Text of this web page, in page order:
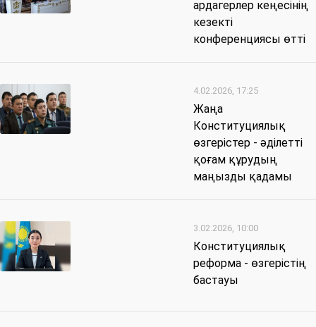
ардагерлер кеңесінің
кезекті
конференциясы өтті
4.02.2026, 17:25
Жаңа
Конституциялық
өзгерістер - әділетті
қоғам құрудың
маңызды қадамы
3.02.2026, 10:00
Конституциялық
реформа - өзгерістің
бастауы